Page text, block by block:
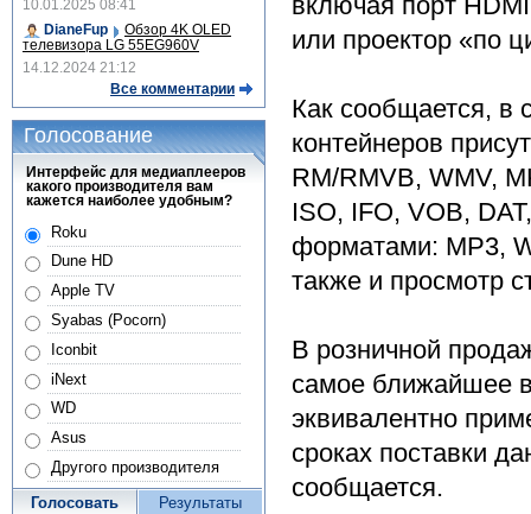
или проектор «по
Как сообщается, в
контейнеров
RM/RMVB, WMV,
ISO, IFO, VOB,
форматами: MP3,
также и просмотр
В розничной
самое ближайшее
эквивалентно
сроках поставки
сообщается.
10.01.2025 08:41
DianeFup
Обзор 4K OLED
телевизора LG 55EG960V
14.12.2024 21:12
Все комментарии
Голосование
Интерфейс для медиаплееров
какого производителя вам
кажется наиболее удобным?
Roku
Dune HD
Apple TV
Syabas (Pocorn)
Iconbit
iNext
WD
Asus
Другого производителя
Голосовать Результаты